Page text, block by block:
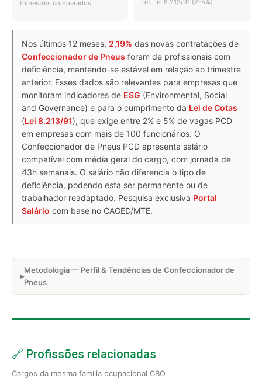
trimestres comparados
Nos últimos 12 meses, 2,19% das novas contratações de
Confeccionador de Pneus foram de profissionais com
deficiência, mantendo-se estável em relação ao trimestre
anterior. Esses dados são relevantes para empresas que
monitoram indicadores de ESG (Environmental, Social
and Governance) e para o cumprimento da Lei de Cotas
(Lei 8.213/91), que exige entre 2% e 5% de vagas PCD
em empresas com mais de 100 funcionários. O
Confeccionador de Pneus PCD apresenta salário
compatível com média geral do cargo, com jornada de
43h semanais. O salário não diferencia o tipo de
deficiência, podendo esta ser permanente ou de
trabalhador readaptado. Pesquisa exclusiva Portal
Salário com base no CAGED/MTE.
Metodologia — Perfil & Tendências de Confeccionador de
Pneus
🔗 Profissões relacionadas
Cargos da mesma família ocupacional CBO